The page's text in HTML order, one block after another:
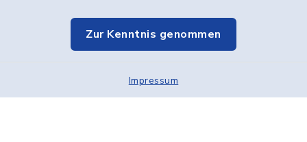
Zur Kenntnis genommen
Impressum
Elektronische Kommunikation
Sitemap